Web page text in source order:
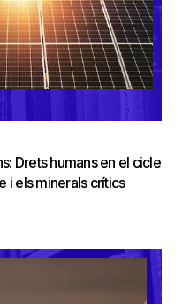
Drets humans en el cicle
i els minerals crítics